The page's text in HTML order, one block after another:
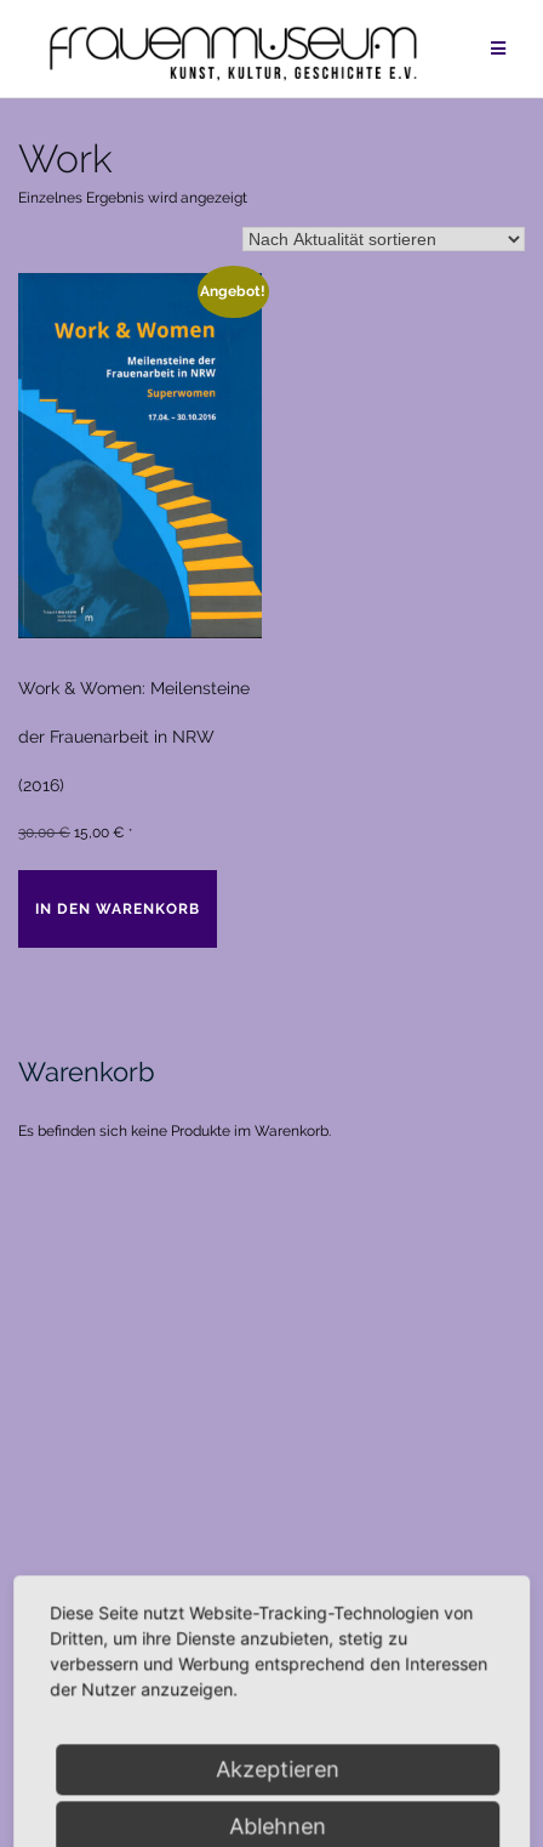
springen
Work
Einzelnes Ergebnis wird angezeigt
Angebot!
Work & Women: Meilensteine
der Frauenarbeit in NRW
(2016)
30,00€ Ursprünglicher
30,00 €
15,00 € Aktueller
15,00 €.
*
IN DEN WARENKORB
Warenkorb
Es befinden sich keine Produkte im Warenkorb.
Diese Seite nutzt Website-Tracking-Technologien von
Dritten, um ihre Dienste anzubieten, stetig zu
verbessern und Werbung entsprechend den Interessen
der Nutzer anzuzeigen.
Akzeptieren
Ablehnen